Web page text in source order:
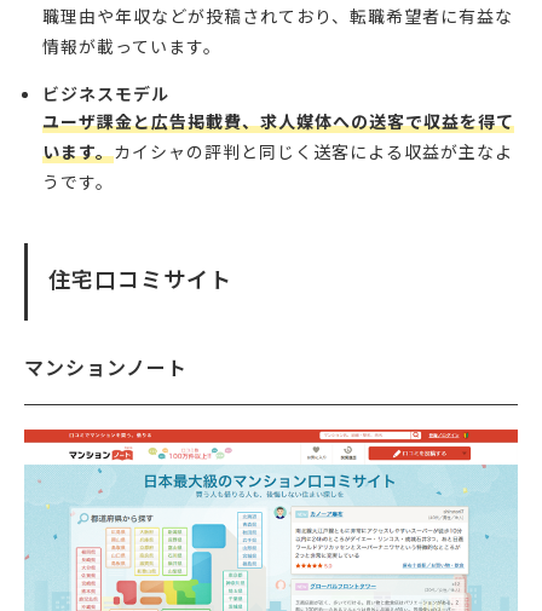
職理由や年収などが投稿されており、転職希望者に有益な
情報が載っています。
ビジネスモデル
ユーザ課金と広告掲載費、求人媒体への送客で収益を得て
います。カイシャの評判と同じく送客による収益が主なよ
うです。
住宅口コミサイト
マンションノート